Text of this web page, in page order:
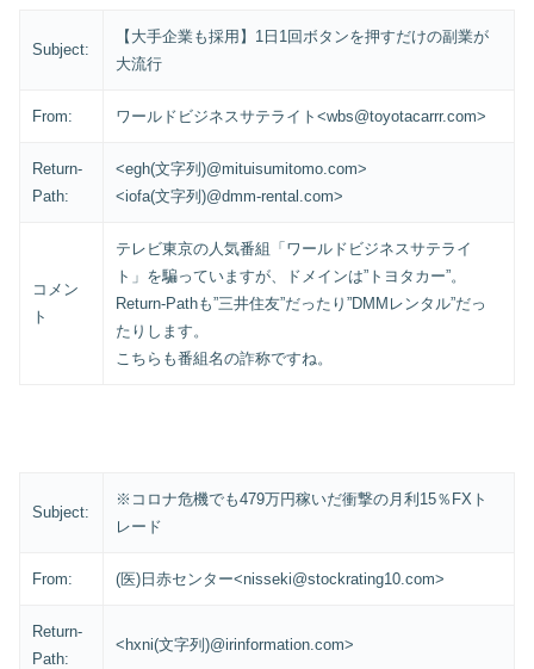
Subject:
【大手企業も採用】1日1回ボタンを押すだけの副業が
大流行
From: ワールドビジネスサテライト<wbs@toyotacarrr.com>
Return-
Path:
<egh(文字列)@mituisumitomo.com>
<iofa(文字列)@dmm-rental.com>
コメン
ト
テレビ東京の人気番組「ワールドビジネスサテライ
ト」を騙っていますが、ドメインは”トヨタカー”。
Return-Pathも”三井住友”だったり”DMMレンタル”だっ
たりします。
こちらも番組名の詐称ですね。
Subject:
※コロナ危機でも479万円稼いだ衝撃の月利15％FXト
レード
From: (医)日赤センター<nisseki@stockrating10.com>
Return-
Path:
<hxni(文字列)@irinformation.com>